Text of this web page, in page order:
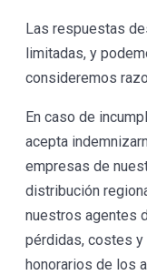
Las respuestas
limitadas, y
consideremos
En caso de
acepta
empresas de
distribución
nuestros agentes
pérdidas, costes
honorarios de los